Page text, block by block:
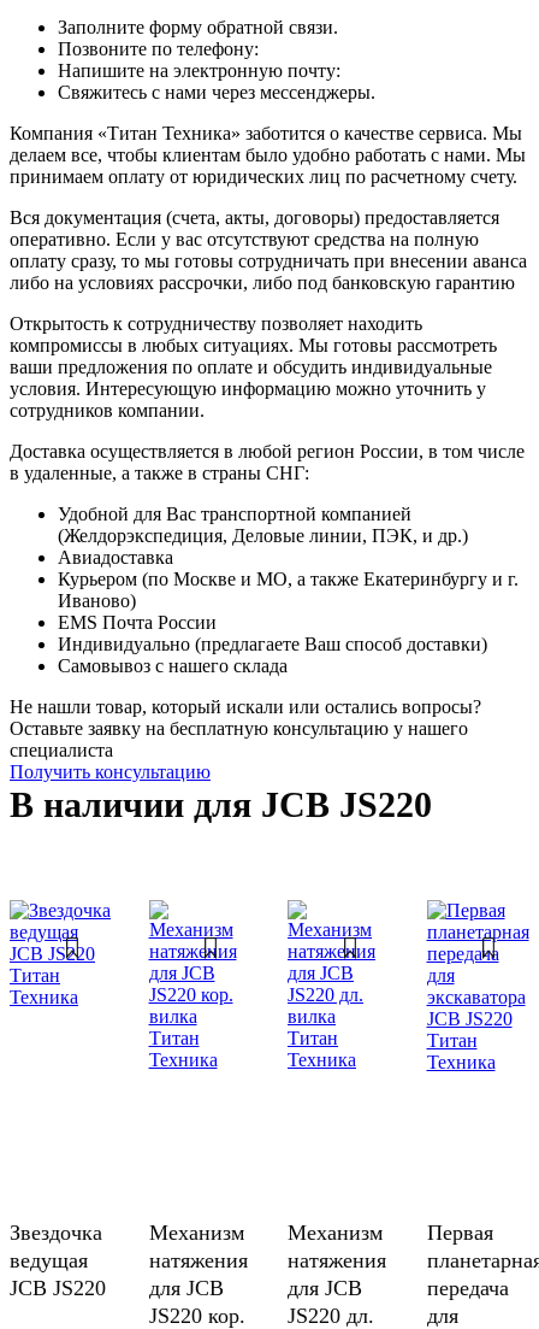
Заполните форму обратной связи.
Позвоните по телефону:
Напишите на электронную почту:
Свяжитесь с нами через мессенджеры.
Компания «Титан Техника» заботится о качестве сервиса. Мы
делаем все, чтобы клиентам было удобно работать с нами. Мы
принимаем оплату от юридических лиц по расчетному счету.
Вся документация (счета, акты, договоры) предоставляется
оперативно. Если у вас отсутствуют средства на полную
оплату сразу, то мы готовы сотрудничать при внесении аванса
либо на условиях рассрочки, либо под банковскую гарантию
Открытость к сотрудничеству позволяет находить
компромиссы в любых ситуациях. Мы готовы рассмотреть
ваши предложения по оплате и обсудить индивидуальные
условия. Интересующую информацию можно уточнить у
сотрудников компании.
Доставка осуществляется в любой регион России, в том числе
в удаленные, а также в страны СНГ:
Удобной для Вас транспортной компанией
(Желдорэкспедиция, Деловые линии, ПЭК, и др.)
Авиадоставка
Курьером (по Москве и МО, а также Екатеринбургу и г.
Иваново)
EMS Почта России
Индивидуально (предлагаете Ваш способ доставки)
Самовывоз с нашего склада
Не нашли товар, который искали или остались вопросы?
Оставьте заявку на бесплатную консультацию у нашего
специалиста
Получить консультацию
В наличии для JCB JS220
Звездочка
ведущая
JCB JS220
Механизм
натяжения
для JCB
JS220 кор.
Механизм
натяжения
для JCB
JS220 дл.
Первая
передача
для